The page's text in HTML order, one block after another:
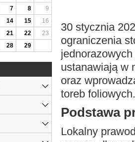
30 stycznia
ograniczenia
ustanawiają w
oraz
toreb
Podstawa
Lokalny
7 8
9
14 15
16
21 22
23
28 29